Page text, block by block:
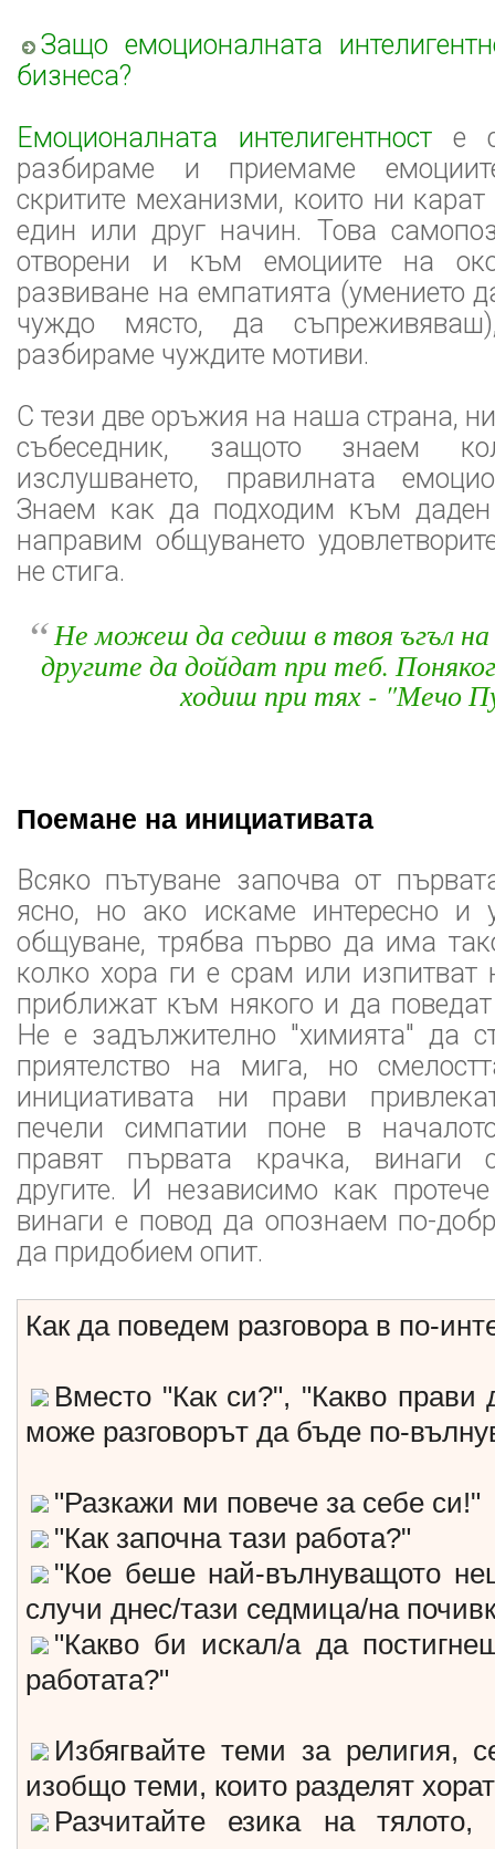
Защо емоционалната
бизнеса?
Емоционалната интелигентност е
разбираме и приемаме
скритите механизми, които ни
един или друг начин. Това
отворени и към емоциите на
развиване на емпатията (умението
чуждо място, да
разбираме чуждите мотиви.
С тези две оръжия на наша страна,
събеседник, защото знаем
изслушването, правилната
Знаем как да подходим към
направим общуването
не стига.
“Не можеш да седиш в твоя ъгъл на
другите да дойдат при теб.
ходиш при тях - "Мечо
Поемане на инициативата
Всяко пътуване започва от
ясно, но ако искаме интересно и
общуване, трябва първо да има
колко хора ги е срам или изпитват
приближат към някого и да поведат
Не е задължително "химията" да
приятелство на мига, но
инициативата ни прави
печели симпатии поне в
правят първата крачка, винаги
другите. И независимо как
винаги е повод да опознаем по-
да придобием опит.
Как да поведем разговора в по-
Вместо "Как си?", "Какво прави
може разговорът да бъде по-
"Разкажи ми повече за себе си!"
"Как започна тази работа?"
"Кое беше най-вълнуващото
случи днес/тази седмица/на
"Какво би искал/а да
работата?"
Избягвайте теми за религия,
изобщо теми, които разделят
Разчитайте езика на тялото,